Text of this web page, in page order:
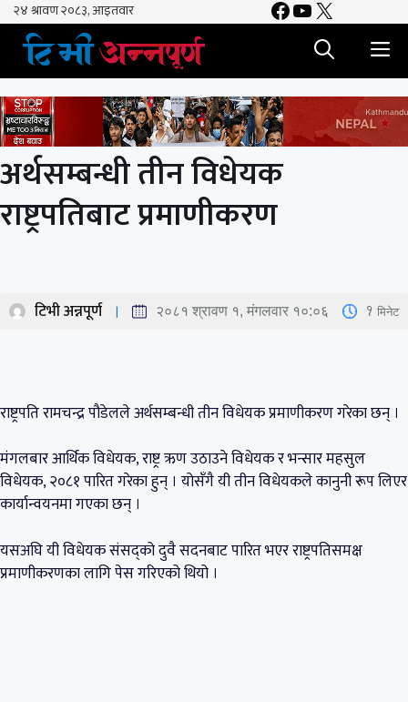
Skip
content
Facebook
YouTube
X
अर्थसम्बन्धी तीन विधेयक
राष्ट्रपतिबाट प्रमाणीकरण
टिभी अन्नपूर्ण २०८१ श्रावण १, मंगलवार १०:०६ 1 मिनेट
राष्ट्रपति रामचन्द्र पौडेलले अर्थसम्बन्धी तीन विधेयक प्रमाणीकरण गरेका छन् ।
मंगलबार आर्थिक विधेयक, राष्ट्र ऋण उठाउने विधेयक र भन्सार महसुल
विधेयक, २०८१ पारित गरेका हुन् । योसँगै यी तीन विधेयकले कानुनी रूप लिएर
कार्यान्वयनमा गएका छन् ।
यसअघि यी विधेयक संसद्को दुवै सदनबाट पारित भएर राष्ट्रपतिसमक्ष
प्रमाणीकरणका लागि पेस गरिएको थियो ।